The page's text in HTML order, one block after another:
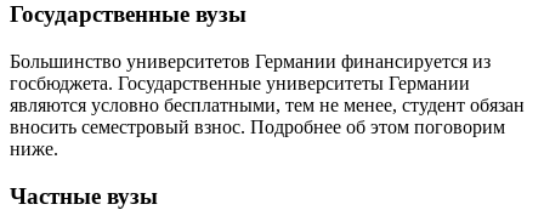
Государственные вузы
Большинство университетов Германии финансируется из
госбюджета. Государственные университеты Германии
являются условно бесплатными, тем не менее, студент обязан
вносить семестровый взнос. Подробнее об этом поговорим
ниже.
Частные вузы